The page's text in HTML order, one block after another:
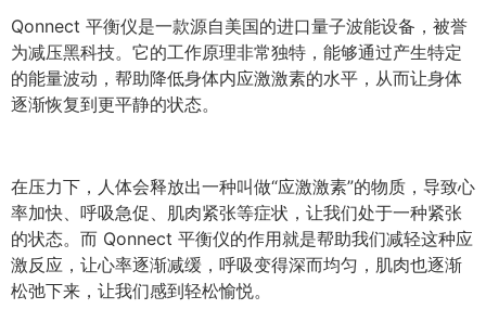
Qonnect 平衡仪是一款源自美国的进口量子波能设备，被誉
为减压黑科技。它的工作原理非常独特，能够通过产生特定
的能量波动，帮助降低身体内应激激素的水平，从而让身体
逐渐恢复到更平静的状态。
在压力下，人体会释放出一种叫做“应激激素”的物质，导致心
率加快、呼吸急促、肌肉紧张等症状，让我们处于一种紧张
的状态。而 Qonnect 平衡仪的作用就是帮助我们减轻这种应
激反应，让心率逐渐减缓，呼吸变得深而均匀，肌肉也逐渐
松弛下来，让我们感到轻松愉悦。